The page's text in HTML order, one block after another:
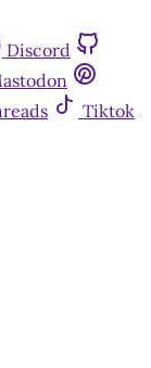
Discord
Tiktok